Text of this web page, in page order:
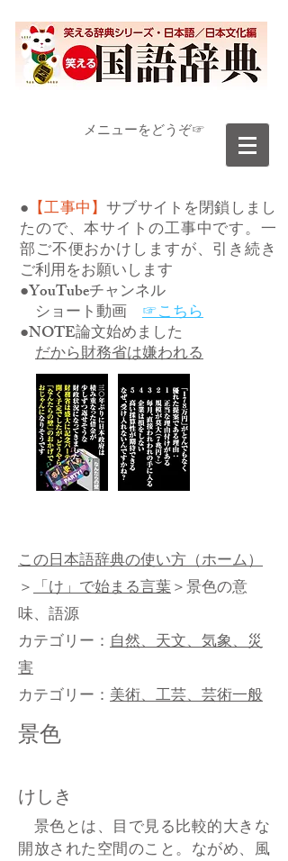
​メニューをどうぞ☞
● 【工事中】サブサイトを閉鎖しまし
たので、本サイトの工事中です。一
部ご不便おかけしますが、引き続き
ご利用をお願いします
●YouTubeチャンネル
ショート動画 ☞こちら
●NOTE論文始めました
だから財務省は嫌われる
この日本語辞典の使い方（ホーム）
＞「け」で始まる言葉＞景色の意
味、語源
カテゴリー： 自然、天文、気象、災
害​
カテゴリー： 美術、工芸、芸術一般
景色
けしき
景色とは、目で見る比較的大きな
開放された空間のこと。ながめ、風